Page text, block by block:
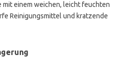
mit einem weichen, leicht feuchten
Reinigungsmittel und kratzende